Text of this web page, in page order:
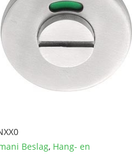
Beslag, Hang- en